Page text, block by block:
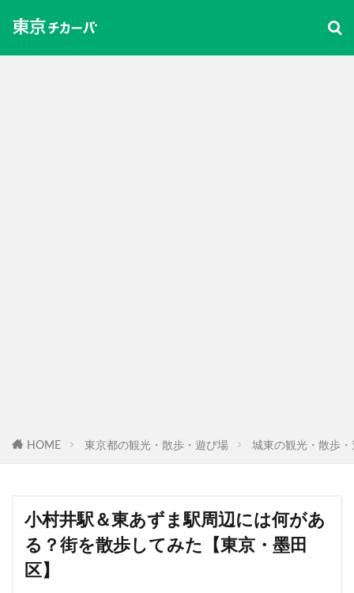
HOME 東京都の観光・散歩・遊び場 城東の観光・散歩
小村井駅＆東あずま駅周辺には何があ
る？街を散歩してみた【東京・墨田
区】